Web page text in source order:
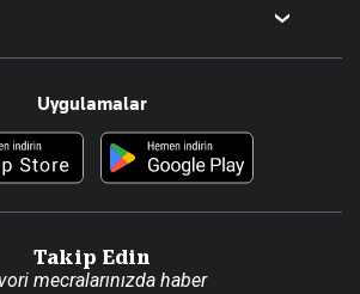
Uygulamalar
Takip Edin
mecralarınızda haber